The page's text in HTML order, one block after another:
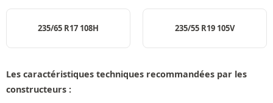
235/65 R17 108H 235/55 R19 105V
Les caractéristiques techniques recommandées par les
constructeurs :